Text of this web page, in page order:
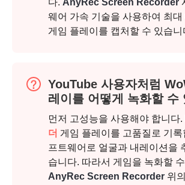
1 단계.
2 단계.
다. AnyRec Screen Recorder
웨어 가속 기술을 사용하여 최대
게임 플레이를 캡처할 수 있습니
YouTube 사용자처럼
레이를 어떻게 녹화할 수
먼저 고성능을 사용해야 합니다.
더 게임 플레이를 고품질로 기록
프트웨어로 얼굴과 내레이션을
습니다. 따라서 게임을 녹화할
AnyRec Screen Recorder 위